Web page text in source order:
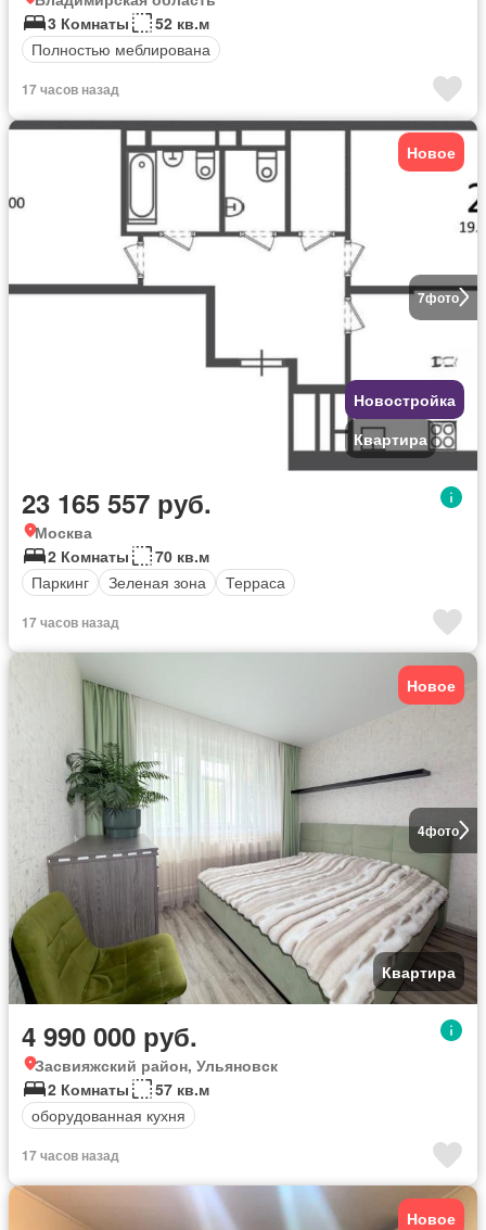
3 Комнаты
52 кв.м
Полностью меблирована
17 часов назад
7фото
Новое
Новостройка
Квартира
23 165 557 руб.
Москва
2 Комнаты
70 кв.м
Паркинг
Зеленая зона Терраса
17 часов назад
4фото
Новое
Квартира
4 990 000 руб.
Засвияжский район, Ульяновск
2 Комнаты
57 кв.м
оборудованная кухня
17 часов назад
Новое